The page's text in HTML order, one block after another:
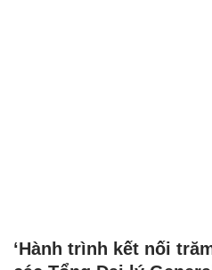
‘Hành trình kết nối